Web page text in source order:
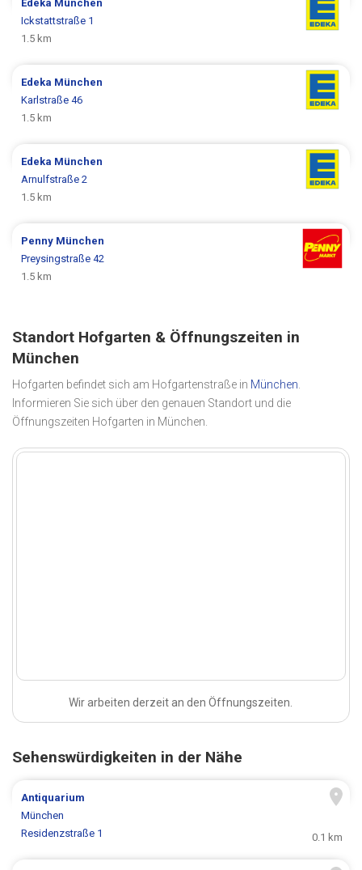
Edeka München
Ickstattstraße 1
1.5 km
Edeka München
Karlstraße 46
1.5 km
Edeka München
Arnulfstraße 2
1.5 km
Penny München
Preysingstraße 42
1.5 km
Standort Hofgarten & Öffnungszeiten in
München
Hofgarten befindet sich am Hofgartenstraße in München.
Informieren Sie sich über den genauen Standort und die
Öffnungszeiten Hofgarten in München.
Wir arbeiten derzeit an den Öffnungszeiten.
Sehenswürdigkeiten in der Nähe
Antiquarium
München
Residenzstraße 1
0.1 km